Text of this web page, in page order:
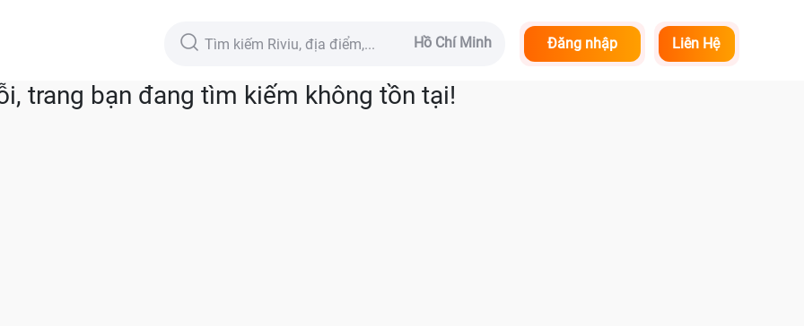
Liên Hệ
Đăng nhập
Hồ Chí Minh
trang bạn đang tìm kiếm không tồn tại!